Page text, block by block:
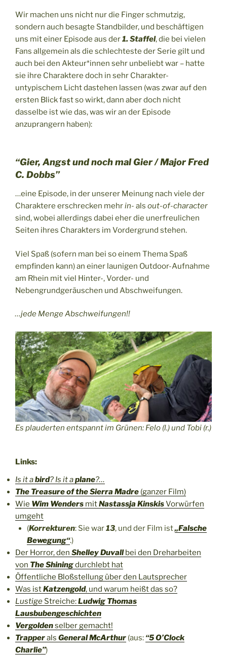
Wir machen uns nicht nur die Finger schmutzig,
sondern auch besagte Standbilder, und beschäftigen
uns mit einer Episode aus der1. Staffel, die bei vielen
Fans allgemein als die schlechteste der Serie gilt und
auch bei den Akteur*innen sehr unbeliebt war – hatte
sie ihre Charaktere doch in sehr Charakter-
untypischem Licht dastehen lassen (was zwar auf den
ersten Blick fast so wirkt, dann aber doch nicht
dasselbe ist wie das, was wir an der Episode
anzuprangern haben):
“Gier, Angst und noch mal Gier / Major Fred
C. Dobbs”
…eine Episode, in der unserer Meinung nach viele der
Charaktere erschrecken mehrin- als out-of-character
sind, wobei allerdings dabei eher die unerfreulichen
Seiten ihres Charakters im Vordergrund stehen.
Viel Spaß (sofern man bei so einem Thema Spaß
empfinden kann) an einer launigen Outdoor-Aufnahme
am Rhein mit viel Hinter-, Vorder- und
Nebengrundgeräuschen und Abschweifungen.
…jede Menge Abschweifungen!!
Es plauderten entspannt im Grünen: Felo (l.) und Tobi (r.)
Links:
Is it abird? Is it aplane?…
The Treasure of the Sierra Madre (ganzer Film)
Wie Wim Wenders mitNastassja KinskisVorwürfen
umgeht
(Korrekturen: Sie war13, und der Film ist„Falsche
Bewegung“.)
Der Horror, den Shelley Duvallbei den Dreharbeiten
von The Shiningdurchlebt hat
Öffentliche Bloßstellung über den Lautsprecher
Was istKatzengold, und warum heißt das so?
Lustige Streiche:Ludwig Thomas
Lausbubengeschichten
Vergoldenselber gemacht!
Trapperals General McArthur (aus: “5 O’Clock
Charlie”)